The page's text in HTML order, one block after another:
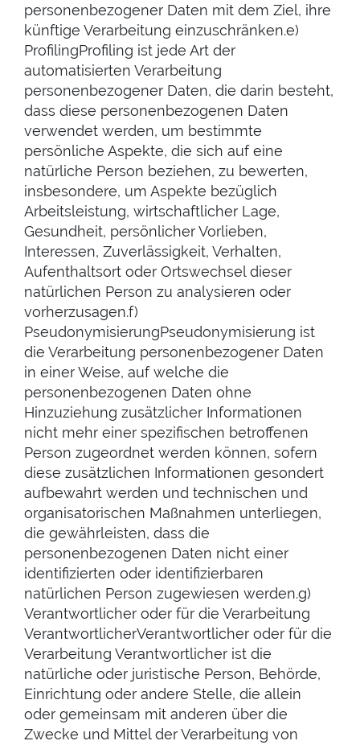
personenbezogener Daten mit dem Ziel, ihre
künftige Verarbeitung einzuschränken.e)
ProfilingProfiling ist jede Art der
automatisierten Verarbeitung
personenbezogener Daten, die darin besteht,
dass diese personenbezogenen Daten
verwendet werden, um bestimmte
persönliche Aspekte, die sich auf eine
natürliche Person beziehen, zu bewerten,
insbesondere, um Aspekte bezüglich
Arbeitsleistung, wirtschaftlicher Lage,
Gesundheit, persönlicher Vorlieben,
Interessen, Zuverlässigkeit, Verhalten,
Aufenthaltsort oder Ortswechsel dieser
natürlichen Person zu analysieren oder
vorherzusagen.f)
PseudonymisierungPseudonymisierung ist
die Verarbeitung personenbezogener Daten
in einer Weise, auf welche die
personenbezogenen Daten ohne
Hinzuziehung zusätzlicher Informationen
nicht mehr einer spezifischen betroffenen
Person zugeordnet werden können, sofern
diese zusätzlichen Informationen gesondert
aufbewahrt werden und technischen und
organisatorischen Maßnahmen unterliegen,
die gewährleisten, dass die
personenbezogenen Daten nicht einer
identifizierten oder identifizierbaren
natürlichen Person zugewiesen werden.g)
Verantwortlicher oder für die Verarbeitung
VerantwortlicherVerantwortlicher oder für die
Verarbeitung Verantwortlicher ist die
natürliche oder juristische Person, Behörde,
Einrichtung oder andere Stelle, die allein
oder gemeinsam mit anderen über die
Zwecke und Mittel der Verarbeitung von